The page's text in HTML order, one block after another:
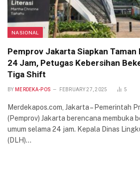
NASIONAL
Pemprov Jakarta Siapkan Taman
24 Jam, Petugas Kebersihan
Tiga Shift
BY MERDEKA-POS FEBRUARY 27, 2025 5
Merdekapos.com, Jakarta – Pemerintah
(Pemprov) Jakarta berencana membuka
umum selama 24 jam. Kepala Dinas
(DLH)…